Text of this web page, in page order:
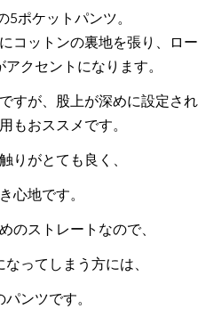
5ポケットパンツ。
コットンの裏地を張り、ロ
クセントになります。
すが、股上が深めに設定され
もおススメです。
りがとても良く、
心地です。
のストレートなので、
ってしまう方には、
ンツです。